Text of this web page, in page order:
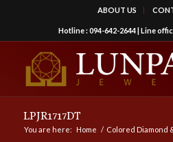
ABOUT US
Hotline :094-642-2644| Line
LPJR1717DT
You are here: Home / Colored Diamond